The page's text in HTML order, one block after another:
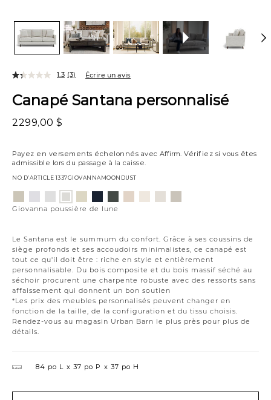
Canapé Santana personnalisé
2299,00 $
Payez en versements échelonnés avec Affirm. Vérifiez si vous êtes
admissible lors du passage à la caisse.
NO D’ARTICLE1337GIOVANNAMOONDUST
Le Santana est le summum du confort. Grâce à ses coussins de
siège profonds et ses accoudoirs minimalistes, ce canapé est
tout ce qu'il doit être : riche en style et entièrement
personnalisable. Du bois composite et du bois massif séché au
séchoir procurent une charpente robuste avec des ressorts sans
affaissement qui donnent un bon soutien
*Les prix des meubles personnalisés peuvent changer en
fonction de la taille, de la configuration et du tissu choisis.
Rendez-vous au magasin Urban Barn le plus près pour plus de
détails.
1.3 (3) Écrire un avis
Variations
platineneigeargenture
poussière
opalecharbon
étain
Giovanna poussière de lune
84 po L 37 po P 37 po H